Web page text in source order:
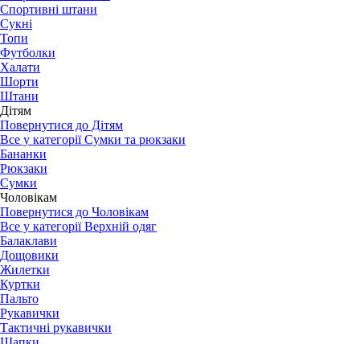
Спортивні штани
Сукні
Топи
Футболки
Халати
Шорти
Штани
Дітям
Повернутися до Дітям
Все у категорії Сумки та рюкзаки
Бананки
Рюкзаки
Сумки
Чоловікам
Повернутися до Чоловікам
Все у категорії Верхній одяг
Балаклави
Дощовики
Жилетки
Куртки
Пальто
Рукавички
Тактичні рукавички